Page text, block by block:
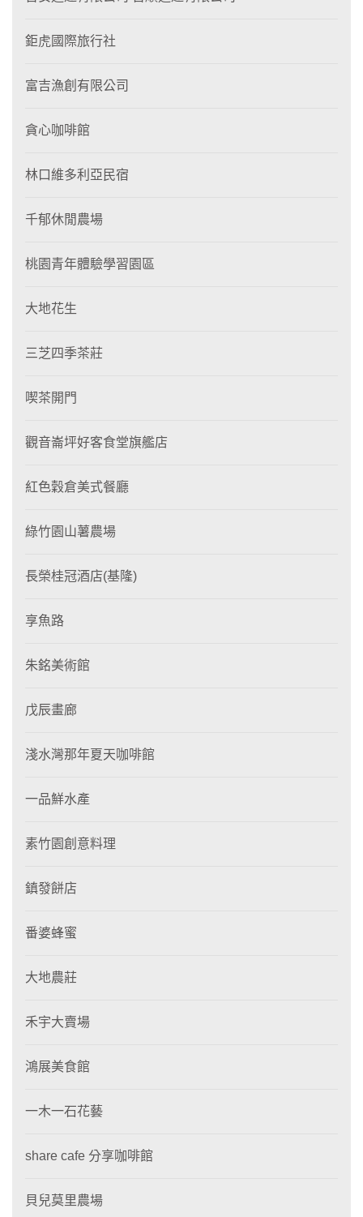
鉅虎國際旅行社
富吉漁創有限公司
貪心咖啡館
林口維多利亞民宿
千郁休閒農場
桃園青年體驗學習園區
大地花生
三芝四季茶莊
喫茶開門
觀音崙坪好客食堂旗艦店
紅色穀倉美式餐廳
綠竹園山薯農場
長榮桂冠酒店(基隆)
享魚路
朱銘美術館
戊辰畫廊
淺水灣那年夏天咖啡館
一品鮮水產
素竹園創意料理
鎮發餅店
番婆蜂蜜
大地農莊
禾宇大賣場
鴻展美食館
一木一石花藝
share cafe 分享咖啡館
貝兒莫里農場